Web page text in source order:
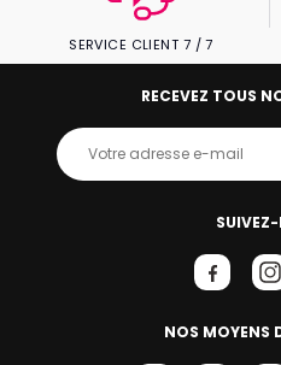
SERVICE CLIENT 7 / 7
NOS MOYENS
RECEVEZ TOUS